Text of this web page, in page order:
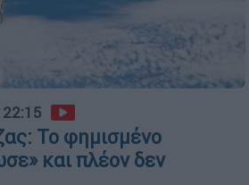
Το φημισμένο
και πλέον δεν